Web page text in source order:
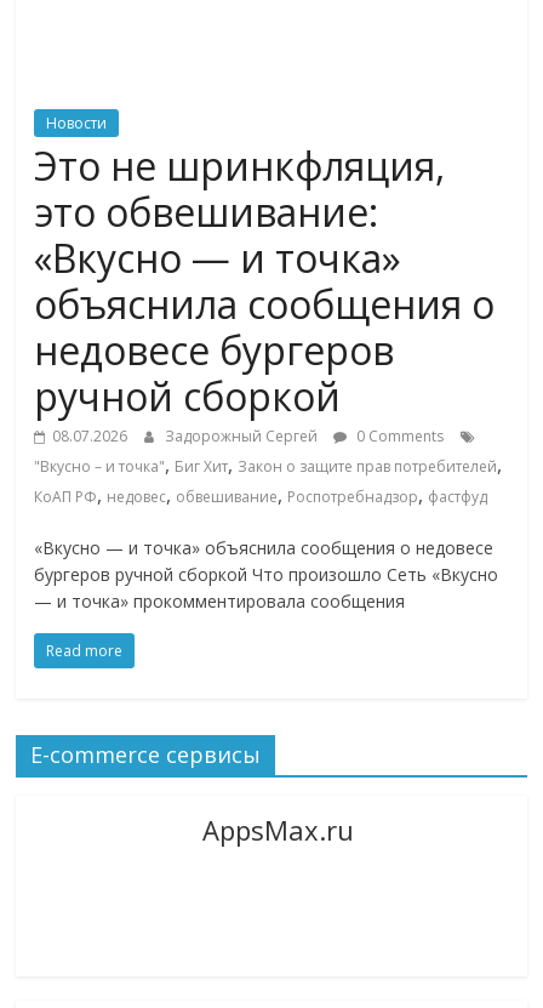
логистике,
технологиях,
соцсетях
Портал
онлайн-
торговле,
сервисах
для
Commerce,
ритейле,
логистике,
технологиях,
Нам
знать
как
Новости
Это не шринкфляция,
это обвешивание:
«Вкусно — и точка»
объяснила сообщения о
недовесе бургеров
ручной сборкой
08.07.2026 Задорожный Сергей
0 Comments
"Вкусно – и точка", Биг Хит, Закон о защите прав потребителей,
КоАП РФ, недовес, обвешивание, Роспотребнадзор, фастфуд
«Вкусно — и точка» объяснила сообщения о недовесе
бургеров ручной сборкой Что произошло Сеть «Вкусно
— и точка» прокомментировала сообщения
Read more
E-commerce сервисы
AppsMax.ru